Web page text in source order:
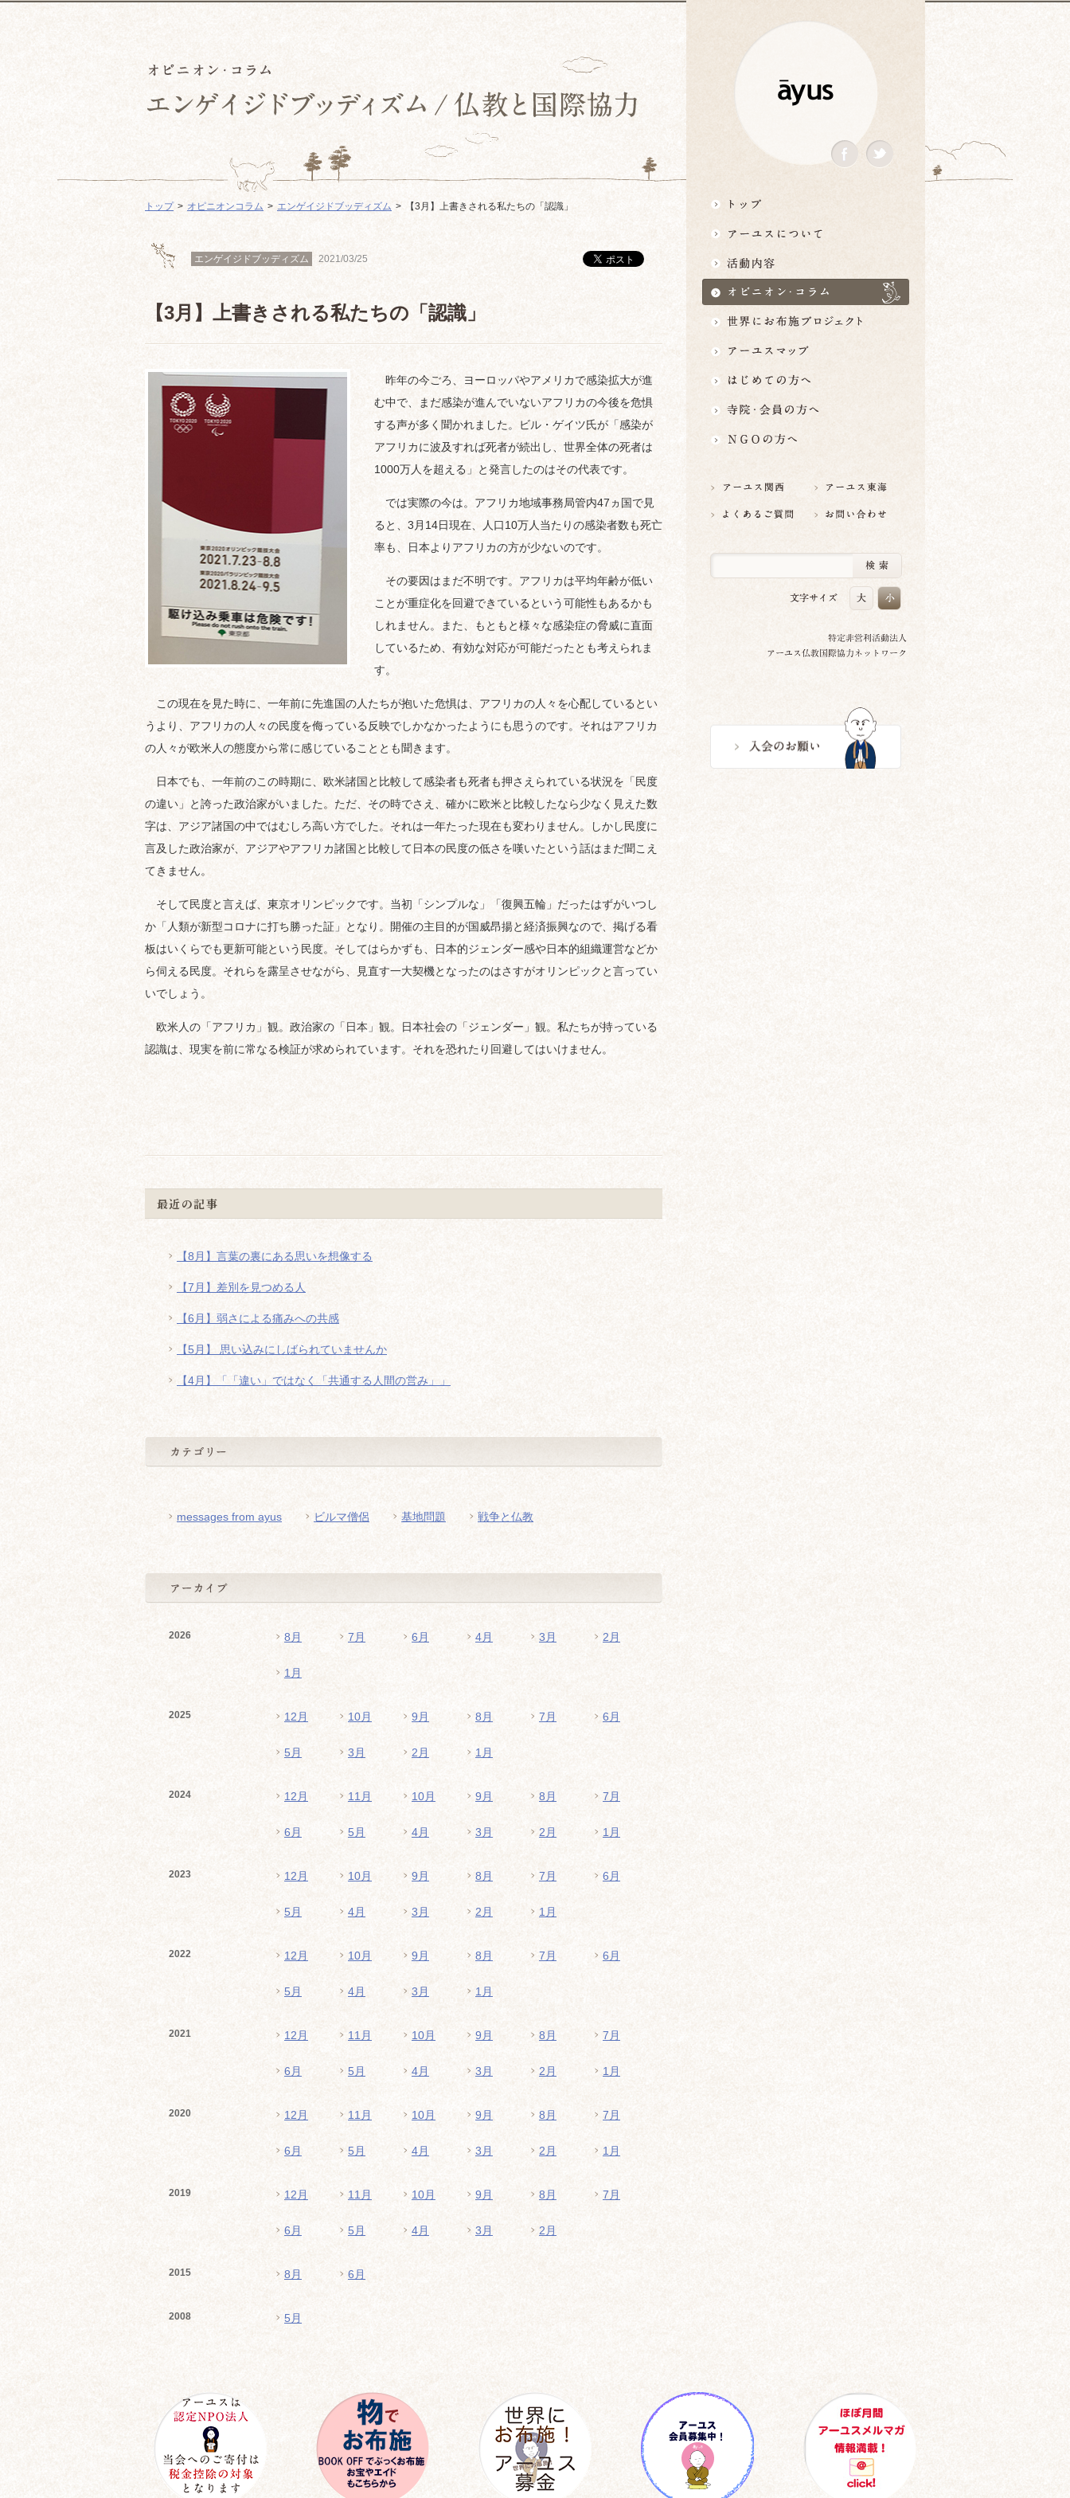
トップ オピニオンコラム エンゲイジドブッディズム 【3月】上書きされる私たちの「認識」
エンゲイジドブッディズム 2021/03/25
【3月】上書きされる私たちの「認識」
昨年の今ごろ、ヨーロッパやアメリカで感染拡大が進
む中で、まだ感染が進んでいないアフリカの今後を危惧
する声が多く聞かれました。ビル・ゲイツ氏が「感染が
アフリカに波及すれば死者が続出し、世界全体の死者は
1000万人を超える」と発言したのはその代表です。
では実際の今は。アフリカ地域事務局管内47ヵ国で見
ると、3月14日現在、人口10万人当たりの感染者数も死亡
率も、日本よりアフリカの方が少ないのです。
その要因はまだ不明です。アフリカは平均年齢が低い
ことが重症化を回避できているという可能性もあるかも
しれません。また、もともと様々な感染症の脅威に直面
しているため、有効な対応が可能だったとも考えられま
す。
この現在を見た時に、一年前に先進国の人たちが抱いた危惧は、アフリカの人々を心配しているとい
うより、アフリカの人々の民度を侮っている反映でしかなかったようにも思うのです。それはアフリカ
の人々が欧米人の態度から常に感じていることとも聞きます。
日本でも、一年前のこの時期に、欧米諸国と比較して感染者も死者も押さえられている状況を「民度
の違い」と誇った政治家がいました。ただ、その時でさえ、確かに欧米と比較したなら少なく見えた数
字は、アジア諸国の中ではむしろ高い方でした。それは一年たった現在も変わりません。しかし民度に
言及した政治家が、アジアやアフリカ諸国と比較して日本の民度の低さを嘆いたという話はまだ聞こえ
てきません。
そして民度と言えば、東京オリンピックです。当初「シンプルな」「復興五輪」だったはずがいつし
か「人類が新型コロナに打ち勝った証」となり。開催の主目的が国威昂揚と経済振興なので、掲げる看
板はいくらでも更新可能という民度。そしてはらかずも、日本的ジェンダー感や日本的組織運営などか
ら伺える民度。それらを露呈させながら、見直す一大契機となったのはさすがオリンピックと言ってい
いでしょう。
欧米人の「アフリカ」観。政治家の「日本」観。日本社会の「ジェンダー」観。私たちが持っている
認識は、現実を前に常なる検証が求められています。それを恐れたり回避してはいけません。
最近の記事
【8月】言葉の裏にある思いを想像する
【7月】差別を見つめる人
【6月】弱さによる痛みへの共感
【5月】 思い込みにしばられていませんか
【4月】「「違い」ではなく「共通する人間の営み」」
messages from ayus ビルマ僧侶 基地問題 戦争と仏教
2026 8月 7月 6月 4月 3月 2月
1月
2025 12月 10月 9月 8月 7月 6月
5月 3月 2月 1月
2024 12月 11月 10月 9月 8月 7月
6月 5月 4月 3月 2月 1月
2023 12月 10月 9月 8月 7月 6月
5月 4月 3月 2月 1月
2022 12月 10月 9月 8月 7月 6月
5月 4月 3月 1月
2021 12月 11月 10月 9月 8月 7月
6月 5月 4月 3月 2月 1月
2020 12月 11月 10月 9月 8月 7月
6月 5月 4月 3月 2月 1月
2019 12月 11月 10月 9月 8月 7月
6月 5月 4月 3月 2月
2015 8月 6月
2008 5月